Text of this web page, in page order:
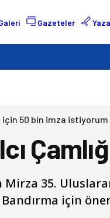
Gazeteler
için 50 bin imza istiyorum
Mirza 35.
Bandırma için